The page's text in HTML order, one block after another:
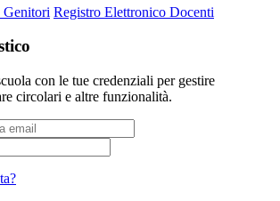
Genitori Registro Elettronico Docenti
con le tue credenziali per gestire
circolari e altre funzionalità.